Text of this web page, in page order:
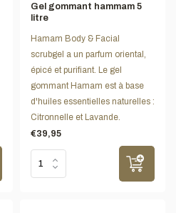
Gel gommant hammam 5
litre
Hamam Body & Facial
scrubgel a un parfum oriental,
épicé et purifiant. Le gel
gommant Hamam est à base
d'huiles essentielles naturelles :
Citronnelle et Lavande.
€39,95